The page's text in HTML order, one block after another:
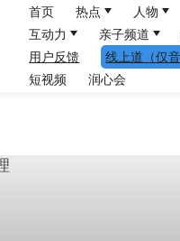
首页 热点 人物
互动力
亲子频道
用户反馈
线上道（仅音
短视频
润心会